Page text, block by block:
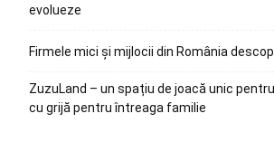
evolueze
Firmele mici și mijlocii din România
ZuzuLand – un spațiu de joacă unic
cu grijă pentru întreaga familie